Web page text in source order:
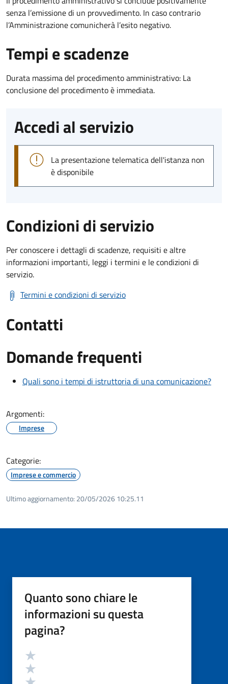
senza l’emissione di un provvedimento. In caso contrario
l’Amministrazione comunicherà l’esito negativo.
Tempi e scadenze
Durata massima del procedimento amministrativo: La
conclusione del procedimento è immediata.
Accedi al servizio
La presentazione telematica dell'istanza non
è disponibile
Condizioni di servizio
Per conoscere i dettagli di scadenze, requisiti e altre
informazioni importanti, leggi i termini e le condizioni di
servizio.
Termini e condizioni di servizio
Contatti
Domande frequenti
Quali sono i tempi di istruttoria di una comunicazione?
Argomenti:
Imprese
Categorie:
Imprese e commercio
Ultimo aggiornamento: 20/05/2026 10:25.11
Quanto sono chiare le
informazioni su questa
pagina?
Valutazione